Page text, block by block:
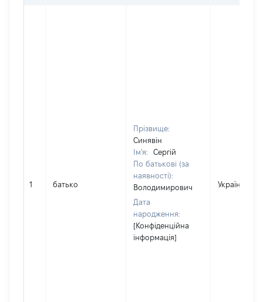
1 батько
Прізвище:
Синявін
Ім'я:
Сергій
По батькові (за
наявності):
Володимирович
Дата
народження:
[Конфіденційна
інформація]
Україна